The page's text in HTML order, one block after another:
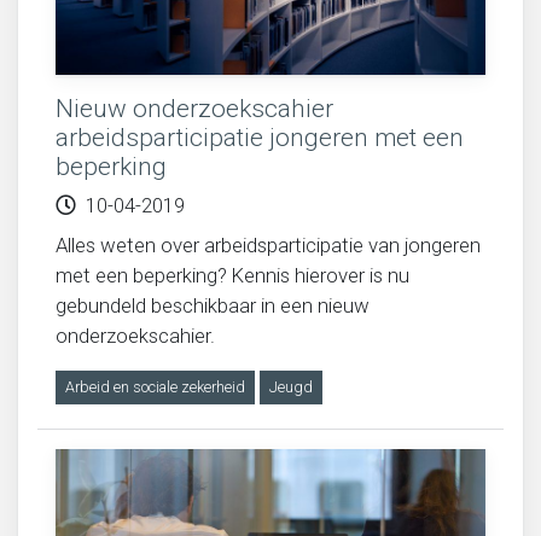
Nieuw onderzoekscahier
arbeidsparticipatie jongeren met een
beperking
10-04-2019
Alles weten over arbeidsparticipatie van jongeren
met een beperking? Kennis hierover is nu
gebundeld beschikbaar in een nieuw
onderzoekscahier.
Arbeid en sociale zekerheid Jeugd